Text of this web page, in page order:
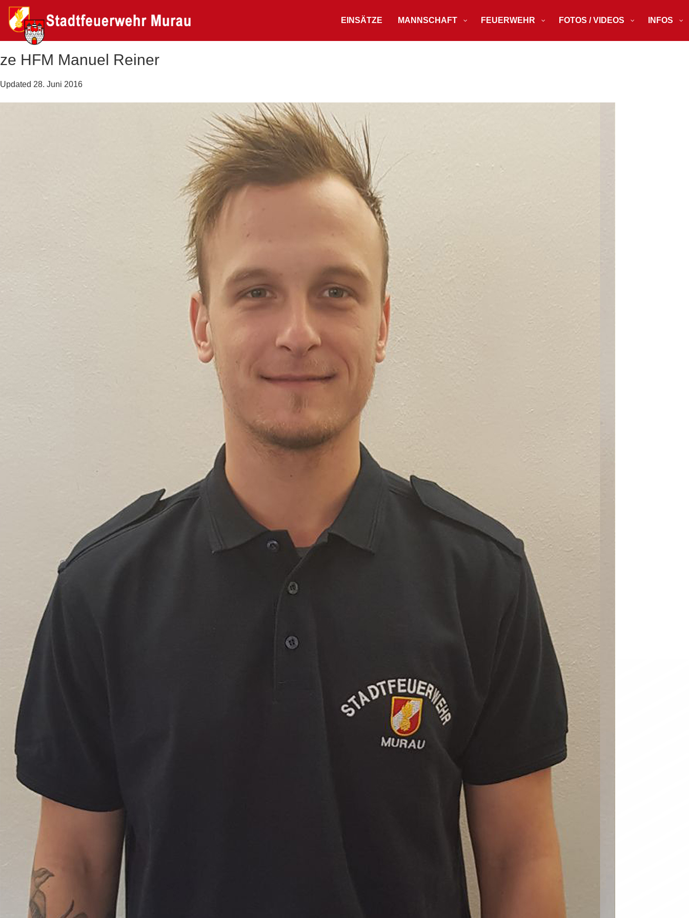
EINSÄTZE MANNSCHAFT FEUERWEHR FOTOS / VIDEOS INFOS
ze HFM Manuel Reiner
Updated 28. Juni 2016